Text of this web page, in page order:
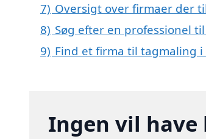
7) Oversigt over firmaer der
8) Søg efter en professionel
9) Find et firma til tagmaling
Ingen vil